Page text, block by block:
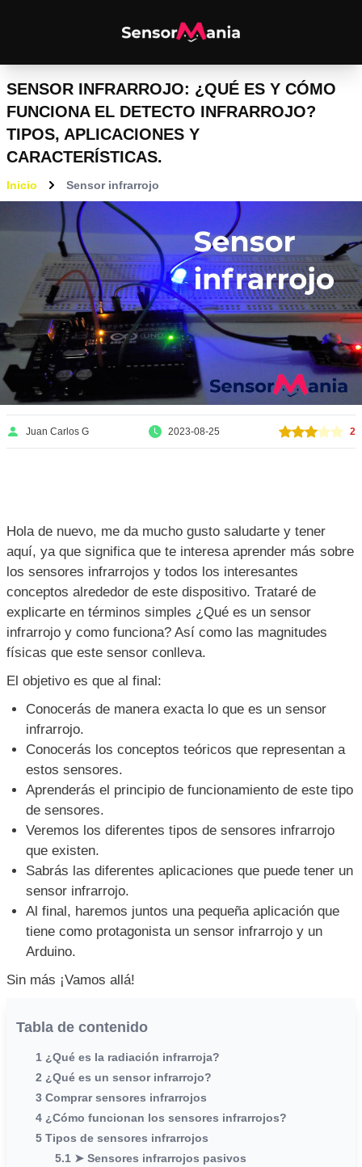
SENSOR INFRARROJO: ¿QUÉ ES Y CÓMO
FUNCIONA EL DETECTO INFRARROJO?
TIPOS, APLICACIONES Y
CARACTERÍSTICAS.
Inicio Sensor infrarrojo
Juan Carlos G 2023-08-25 2
Hola de nuevo, me da mucho gusto saludarte y tener
aquí, ya que significa que te interesa aprender más sobre
los sensores infrarrojos y todos los interesantes
conceptos alrededor de este dispositivo. Trataré de
explicarte en términos simples ¿Qué es un sensor
infrarrojo y como funciona? Así como las magnitudes
físicas que este sensor conlleva.
El objetivo es que al final:
Conocerás de manera exacta lo que es un sensor
infrarrojo.
Conocerás los conceptos teóricos que representan a
estos sensores.
Aprenderás el principio de funcionamiento de este tipo
de sensores.
Veremos los diferentes tipos de sensores infrarrojo
que existen.
Sabrás las diferentes aplicaciones que puede tener un
sensor infrarrojo.
Al final, haremos juntos una pequeña aplicación que
tiene como protagonista un sensor infrarrojo y un
Arduino.
Sin más ¡Vamos allá!
Tabla de contenido
1 ¿Qué es la radiación infrarroja?
2 ¿Qué es un sensor infrarrojo?
3 Comprar sensores infrarrojos
4 ¿Cómo funcionan los sensores infrarrojos?
5 Tipos de sensores infrarrojos
5.1 ➤ Sensores infrarrojos pasivos